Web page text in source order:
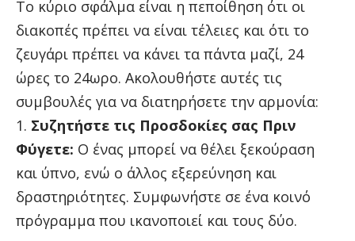
Το κύριο σφάλμα είναι η πεποίθηση ότι οι
διακοπές πρέπει να είναι τέλειες και ότι το
ζευγάρι πρέπει να κάνει τα πάντα μαζί, 24
ώρες το 24ωρο. Ακολουθήστε αυτές τις
συμβουλές για να διατηρήσετε την αρμονία:
Συζητήστε τις Προσδοκίες σας Πριν
Φύγετε: Ο ένας μπορεί να θέλει ξεκούραση
και ύπνο, ενώ ο άλλος εξερεύνηση και
δραστηριότητες. Συμφωνήστε σε ένα κοινό
πρόγραμμα που ικανοποιεί και τους δύο.